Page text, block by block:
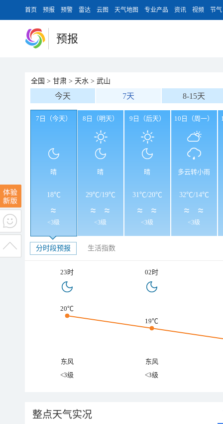
首页 预报 预警 雷达 云图 天气地图 专业产品 资讯 视频 节气
预报
全国 > 甘肃 > 天水 > 武山
今天 7天 8-15天
7日（今天）
晴
18℃
<3级
8日（明天）
晴
29℃/19℃
<3级
9日（后天）
晴
31℃/20℃
<3级
10日（周一）
多云转小雨
32℃/14℃
<3级
分时段预报 生活指数
23时 02时
20℃
19℃
东风
东风
<3级
<3级
整点天气实况